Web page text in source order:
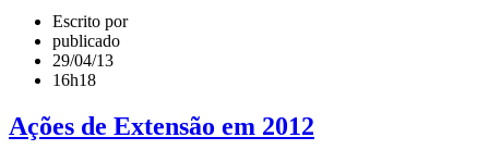
Escrito por
publicado
29/04/13
16h18
Ações de Extensão em 2012